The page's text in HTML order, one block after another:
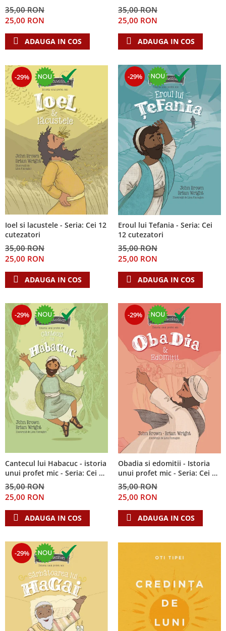
Dezvoltare personala
Mediu
35,00 RON
25,00 RON
ADAUGA IN COS
35,00 RON
25,00 RON
ADAUGA IN COS
-29%
Ioel si lacustele - Seria: Cei 12
cutezatori
35,00 RON
25,00 RON
ADAUGA IN COS
-29%
Eroul lui Tefania - Seria: Cei
12 cutezatori
35,00 RON
25,00 RON
ADAUGA IN COS
-29%
Cantecul lui Habacuc - istoria
unui profet mic - Seria: Cei 12
cutezatori
35,00 RON
25,00 RON
ADAUGA IN COS
-29%
Obadia si edomitii - Istoria
unui profet mic - Seria: Cei 12
cutezatori
35,00 RON
25,00 RON
ADAUGA IN COS
-29%